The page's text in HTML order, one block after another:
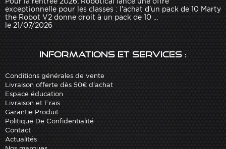
exceptionnelle pour les classes : l'achat d'un pack de 10 Marty
the Robot V2 donne droit à un pack de 10 ...
le 21/07/2026
Informations et services :
Conditions générales de vente
Livraison offerte dès 50€ d'achat
Espace éducation
Livraison et Frais
Garantie Produit
Politique De Confidentialité
Contact
Actualités